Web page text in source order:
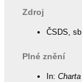
Zdroj
ČSDS,
Plné znění
In: